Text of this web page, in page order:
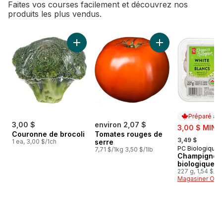
Faites vos courses facilement et découvrez nos
produits les plus vendus.
sauter Meilleures ventes
3,00 $
Couronne de brocoli
1 ea, 3,00 $/1ch
Ajouter Couronne de brocoli au panier
environ 2,07 $
Tomates rouges de
serre
7,71 $/1kg 3,50 $/1lb
Ajouter Tomates
Préparé au
sale:
3,00 $ MIN
, formerly:
3,49 $
Préparé au
PC Biologique
biologiques
227 g, 1,54 $/
Magasiner